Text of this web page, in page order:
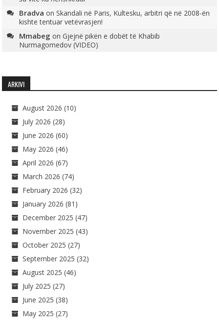
Bradva onSkandali në Paris, Kultesku, arbitri që në 2008-ën
kishte tentuar vetëvrasjen!
Mmabeg onGjejnë pikën e dobët të Khabib
Nurmagomedov (VIDEO)
ARKIVI
August 2026 (10)
July 2026 (28)
June 2026 (60)
May 2026 (46)
April 2026 (67)
March 2026 (74)
February 2026 (32)
January 2026 (81)
December 2025 (47)
November 2025 (43)
October 2025 (27)
September 2025 (32)
August 2025 (46)
July 2025 (27)
June 2025 (38)
May 2025 (27)